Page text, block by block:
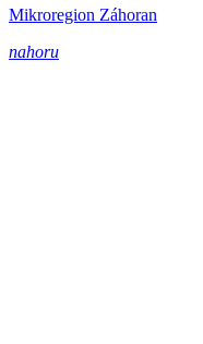
Mikroregion Záhoran
nahoru